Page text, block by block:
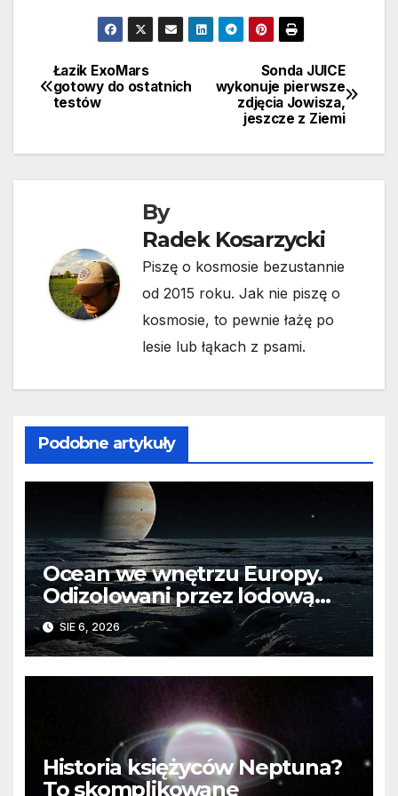
Nawigacja
wpisu
Sonda JUICE
wykonuje pierwsze
zdjęcia Jowisza,
jeszcze z Ziemi
Łazik ExoMars
gotowy do ostatnich
testów
By
Radek Kosarzycki
Piszę o kosmosie bezustannie
od 2015 roku. Jak nie piszę o
kosmosie, to pewnie łażę po
lesie lub łąkach z psami.
Podobne artykuły
Ocean we wnętrzu Europy.
Odizolowani przez lodową
barierę
SIE 6, 2026
Historia księżyców Neptuna?
To skomplikowane